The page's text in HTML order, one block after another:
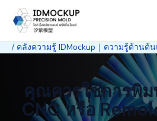
/ คลังความรู้ IDMockup｜ความรู้ด้านต้
คุณควรใช้การพิ
CNC หรือ